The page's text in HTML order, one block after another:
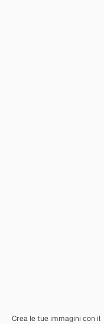
Crea le tue immagini con il